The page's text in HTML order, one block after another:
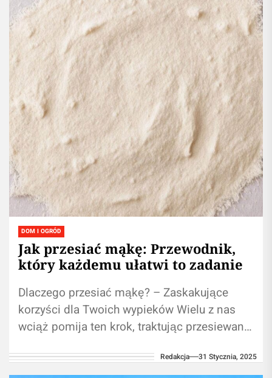
DOM I OGRÓD
Jak przesiać mąkę: Przewodnik,
który każdemu ułatwi to zadanie
Dlaczego przesiać mąkę? – Zaskakujące
korzyści dla Twoich wypieków Wielu z nas
wciąż pomija ten krok, traktując przesiewanie
pieczenia....
Redakcja 31 Stycznia, 2025